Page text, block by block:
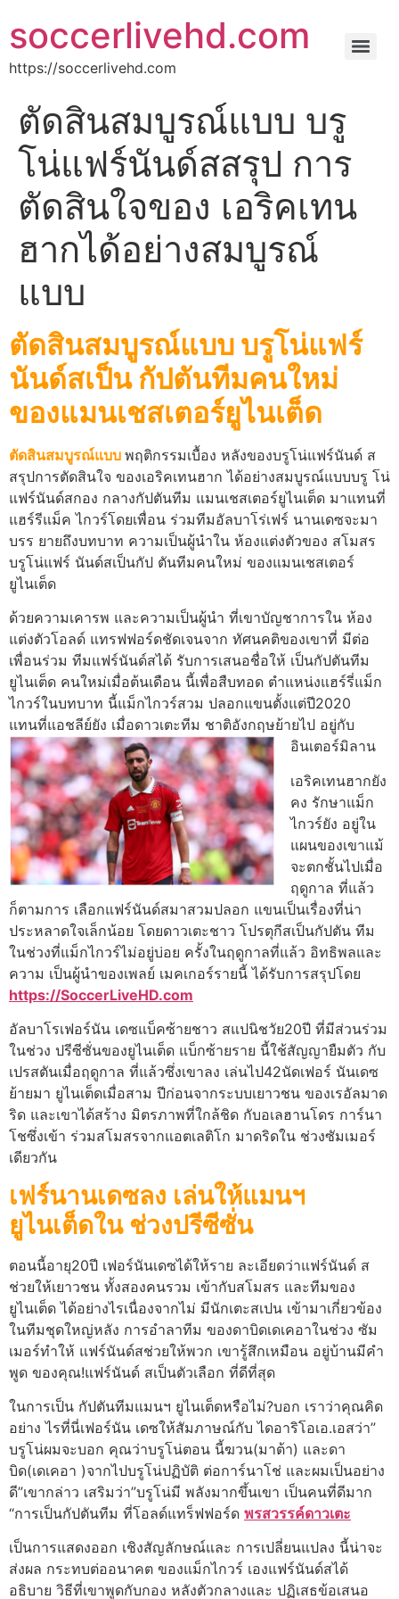
soccerlivehd.com
https://soccerlivehd.com
ตัดสินสมบูรณ์แบบ บรู
โน่แฟร์นันด์สสรุป การ
ตัดสินใจของ เอริคเทน
ฮากได้อย่างสมบูรณ์
แบบ
ตัดสินสมบูรณ์แบบ บรูโน่แฟร์
นันด์สเป็น กัปตันทีมคนใหม่
ของแมนเชสเตอร์ยูไนเต็ด
ตัดสินสมบูรณ์แบบ พฤติกรรมเบื้อง หลังของบรูโน่แฟร์นันด์ ส
สรุปการตัดสินใจ ของเอริคเทนฮาก ได้อย่างสมบูรณ์แบบบรู โน่
แฟร์นันด์สกอง กลางกัปตันทีม แมนเชสเตอร์ยูไนเต็ด มาแทนที่
แฮร์รีแม็ค ไกวร์โดยเพื่อน ร่วมทีมอัลบาโร่เฟร์ นานเดซจะมา
บรร ยายถึงบทบาท ความเป็นผู้นําใน ห้องแต่งตัวของ สโมสร
บรูโน่แฟร์ นันด์สเป็นกัป ตันทีมคนใหม่ ของแมนเชสเตอร์
ยูไนเต็ด
ด้วยความเคารพ และความเป็นผู้นํา ที่เขาบัญชาการใน ห้อง
แต่งตัวโอลด์ แทรฟฟอร์ดชัดเจนจาก ทัศนคติของเขาที่ มีต่อ
เพื่อนร่วม ทีมแฟร์นันด์สได้ รับการเสนอชื่อให้ เป็นกัปตันทีม
ยูไนเต็ด คนใหม่เมื่อต้นเดือน นี้เพื่อสืบทอด ตําแหน่งแฮร์รี่แม็ก
ไกวร์ในบทบาท นี้แม็กไกวร์สวม ปลอกแขนตั้งแต่ปี2020
แทนที่แอชลีย์ยัง เมื่อดาวเตะทีม ชาติอังกฤษย้ายไป อยู่กับ
อินเตอร์มิลาน
เอริคเทนฮากยัง
คง รักษาแม็ก
ไกวร์ยัง อยู่ใน
แผนของเขาแม้
จะตกชั้นไปเมื่อ
ฤดูกาล ที่แล้ว
ก็ตามการ เลือกแฟร์นันด์สมาสวมปลอก แขนเป็นเรื่องที่น่า
ประหลาดใจเล็กน้อย โดยดาวเตะชาว โปรตุกีสเป็นกัปตัน ทีม
ในช่วงที่แม็กไกวร์ไม่อยู่บ่อย ครั้งในฤดูกาลที่แล้ว อิทธิพลและ
ความ เป็นผู้นําของเพลย์ เมคเกอร์รายนี้ ได้รับการสรุปโดย
https://SoccerLiveHD.com
อัลบาโรเฟอร์นัน เดซแบ็คซ้ายชาว สแปนิชวัย20ปี ที่มีส่วนร่วม
ในช่วง ปรีซีซั่นของยูไนเต็ด แบ็กซ้ายราย นี้ใช้สัญญายืมตัว กับ
เปรสตันเมื่อฤดูกาล ที่แล้วซึ่งเขาลง เล่นไป42นัดเฟอร์ นันเดซ
ย้ายมา ยูไนเต็ดเมื่อสาม ปีก่อนจากระบบเยาวชน ของเรอัลมาด
ริด และเขาได้สร้าง มิตรภาพที่ใกล้ชิด กับอเลฮานโดร การ์นา
โชซึ่งเข้า ร่วมสโมสรจากแอตเลติโก มาดริดใน ช่วงซัมเมอร์
เดียวกัน
เฟร์นานเดซลง เล่นให้แมนฯ
ยูไนเต็ดใน ช่วงปรีซีซั่น
ตอนนี้อายุ20ปี เฟอร์นันเดซได้ให้ราย ละเอียดว่าแฟร์นันด์ ส
ช่วยให้เยาวชน ทั้งสองคนรวม เข้ากับสโมสร และทีมของ
ยูไนเต็ด ได้อย่างไรเนื่องจากไม่ มีนักเตะสเปน เข้ามาเกี่ยวข้อง
ในทีมชุดใหญ่หลัง การอําลาทีม ของดาบิดเดเคอาในช่วง ซัม
เมอร์ทําให้ แฟร์นันด์สช่วยให้พวก เขารู้สึกเหมือน อยู่บ้านมีคํา
พูด ของคุณ!แฟร์นันด์ สเป็นตัวเลือก ที่ดีที่สุด
ในการเป็น กัปตันทีมแมนฯ ยูไนเต็ดหรือไม่?บอก เราว่าคุณคิด
อย่าง ไรที่นี่เฟอร์นัน เดซให้สัมภาษณ์กับ ไดอาริโอเอ.เอสว่า”
บรูโน่ผมจะบอก คุณว่าบรูโน่ตอน นี้ฆวน(มาต้า) และดา
บิด(เดเคอา )จากไปบรูโน่ปฏิบัติ ต่อการ์นาโช่ และผมเป็นอย่าง
ดี”เขากล่าว เสริมว่า”บรูโน่มี พลังมากขึ้นเขา เป็นคนที่ดีมาก
“การเป็นกัปตันทีม ที่โอลด์แทร็ฟฟอร์ด พรสวรรค์ดาวเตะ
เป็นการแสดงออก เชิงสัญลักษณ์และ การเปลี่ยนแปลง นี้น่าจะ
ส่งผล กระทบต่ออนาคต ของแม็กไกวร์ เองแฟร์นันด์สได้
อธิบาย วิธีที่เขาพูดกับกอง หลังตัวกลางและ ปฏิเสธข้อเสนอ